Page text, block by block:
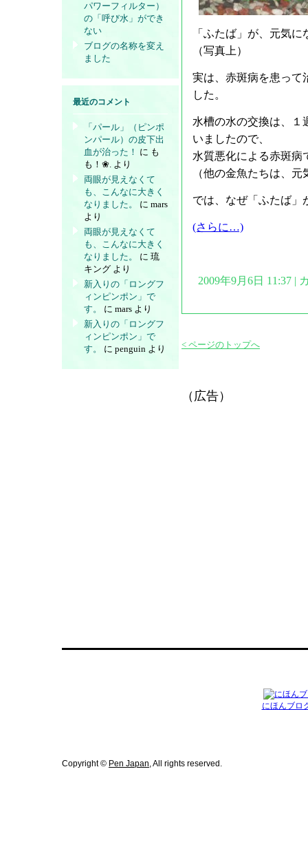
パワーフィルター）
の「呼び水」ができ
ない
ブログの名称を変え
ました
最近のコメント
「パール」（ピンポ
ンパール）の皮下出
血が治った！ に も
も！❀. より
両眼が見えなくて
も、こんなに大きく
なりました。
に mars
より
両眼が見えなくて
も、こんなに大きく
なりました。
に 琉
キング より
新入りの「ロングフ
ィンピンポン」で
す。
に mars より
新入りの「ロングフ
ィンピンポン」で
す。
に penguin より
「ふたば」が、元気
（写真上）
実は、赤斑病を患って
した。
水槽の水の交換は、
いましたので、
水質悪化による赤斑病
（他の金魚たちは、
では、なぜ「ふたば」
(さらに…)
2009年9月6日 11:37 |
< ページのトップへ
（広告）
にほんブロ
Copyright © Pen Japan, All rights reserved.